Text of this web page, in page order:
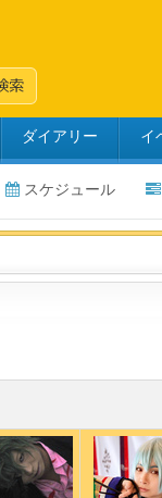
ダイアリー イ
スケジュール